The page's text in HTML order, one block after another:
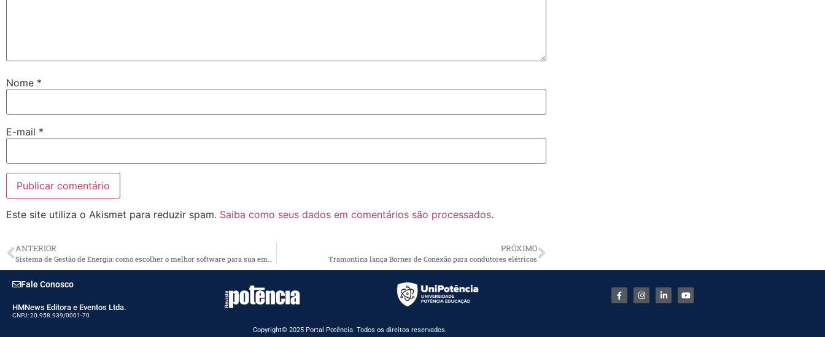
Nome *
E-mail *
Este site utiliza o Akismet para reduzir spam. Saiba como seus dados em comentários são processados.
ANTERIOR
Sistema de Gestão de Energia: como escolher o melhor software para sua empresa
PRÓXIMO
Tramontina lança Bornes de Conexão para condutores elétricos
Fale Conosco
HMNews Editora e Eventos Ltda.
CNPJ: 20.958.939/0001-70
Copyright© 2025 Portal Potência. Todos os direitos reservados.